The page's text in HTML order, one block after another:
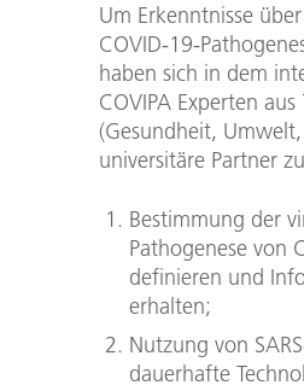
Um Erkenntnisse
COVID-19-
haben sich in dem
COVIPA Experten
(Gesundheit,
universitäre Partner
Bestimmung der
Pathogenese von
definieren und
erhalten;
Nutzung von
dauerhafte